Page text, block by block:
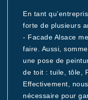
En tant
forte de plusieurs
- Facade Alsace
faire. Aussi,
une pose de
de toit : tuile, tôle,
Effectivement,
nécessaire pour